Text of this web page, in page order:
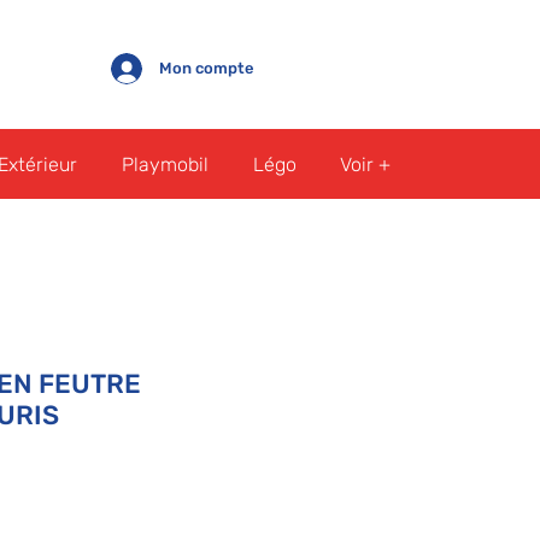
Mon compte
Extérieur Playmobil Légo Voir +
FEUTRE